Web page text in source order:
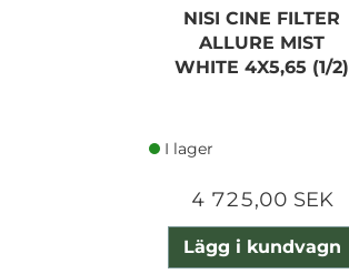
NISI CINE FILTER
ALLURE MIST
WHITE 4X5,65 (1/2)
I lager
4 725,00 SEK
Lägg i kundvagn